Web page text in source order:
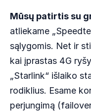
Mūsų patirtis su
atliekame
sąlygomis. Net ir
kai įprastas 4G
„Starlink“ išlaiko
rodiklius. Esame
perjungimą